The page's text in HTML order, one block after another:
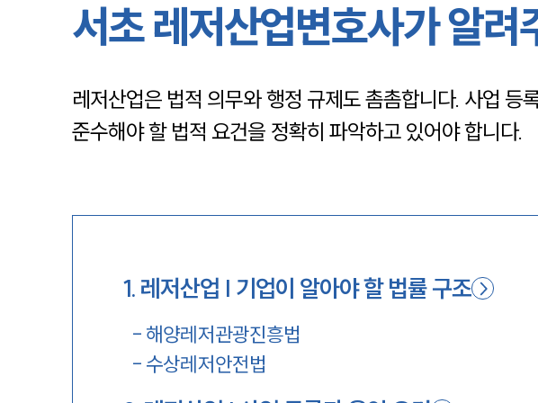
서초 레저산업변호사가 알려
레저산업은 법적 의무와 행정 규제도 촘촘합니다. 사업
준수해야 할 법적 요건을 정확히 파악하고 있어야 합니다.
1. 레저산업 | 기업이 알아야 할 법률 구조
- 해양레저관광진흥법
- 수상레저안전법